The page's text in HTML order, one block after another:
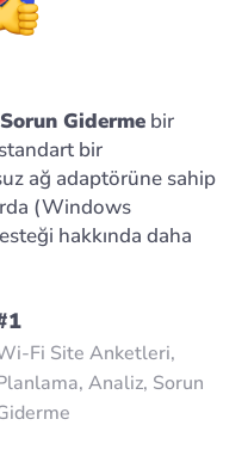
Giderme bir
bir
ağ adaptörüne sahip
(Windows
hakkında daha
Fi Site Anketleri,
Analiz, Sorun